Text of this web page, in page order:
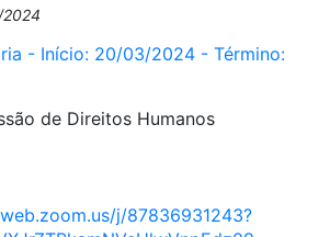
- Início: 20/03/2024 - Término:
de Direitos Humanos
j/87836931243?